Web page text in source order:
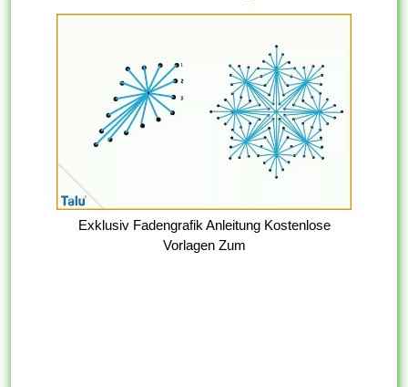
Exklusiv Fadengrafik Anleitung Kostenlose
Vorlagen Zum